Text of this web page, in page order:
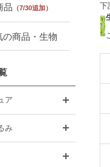
品 （7/30追加）
の商品・生物
ア
み
下